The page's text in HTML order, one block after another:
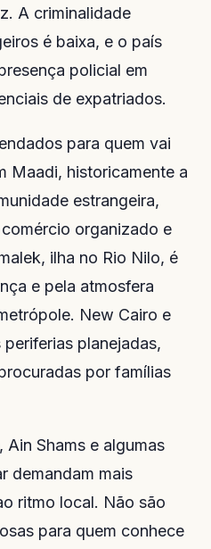
A criminalidade
é baixa, e o país
policial em
de expatriados.
para quem vai
Maadi, historicamente a
estrangeira,
organizado e
ilha no Rio Nilo, é
e pela atmosfera
New Cairo e
planejadas,
por famílias
Shams e algumas
demandam mais
ritmo local. Não são
para quem conhece